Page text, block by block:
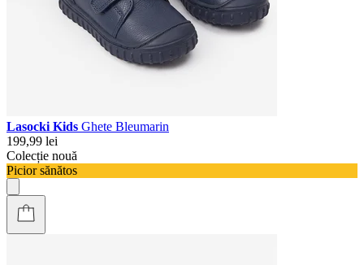
Lasocki Kids Ghete Bleumarin
199,99 lei
Colecție nouă
Picior sănătos